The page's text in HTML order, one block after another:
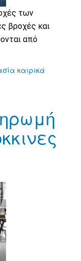
των
βροχές και
από
καιρικά